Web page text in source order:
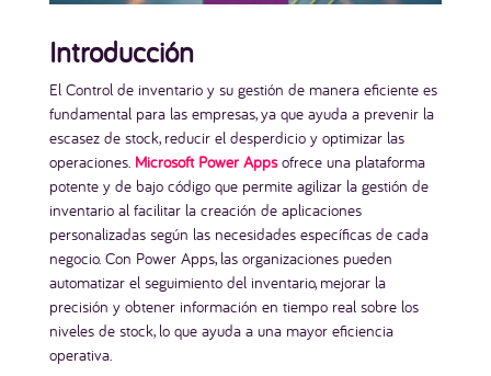
Introducción
El Control de inventario y su gestión de manera eficiente es
fundamental para las empresas, ya que ayuda a prevenir la
escasez de stock, reducir el desperdicio y optimizar las
operaciones. Microsoft Power Appsofrece una plataforma
potente y de bajo código que permite agilizar la gestión de
inventario al facilitar la creación de aplicaciones
personalizadas según las necesidades específicas de cada
negocio. Con Power Apps, las organizaciones pueden
automatizar el seguimiento del inventario, mejorar la
precisión y obtener información en tiempo real sobre los
niveles de stock, lo que ayuda a una mayor eficiencia
operativa.